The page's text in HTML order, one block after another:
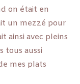
on était en
un mezzé pour
ainsi avec pleins
tous aussi
mes plats